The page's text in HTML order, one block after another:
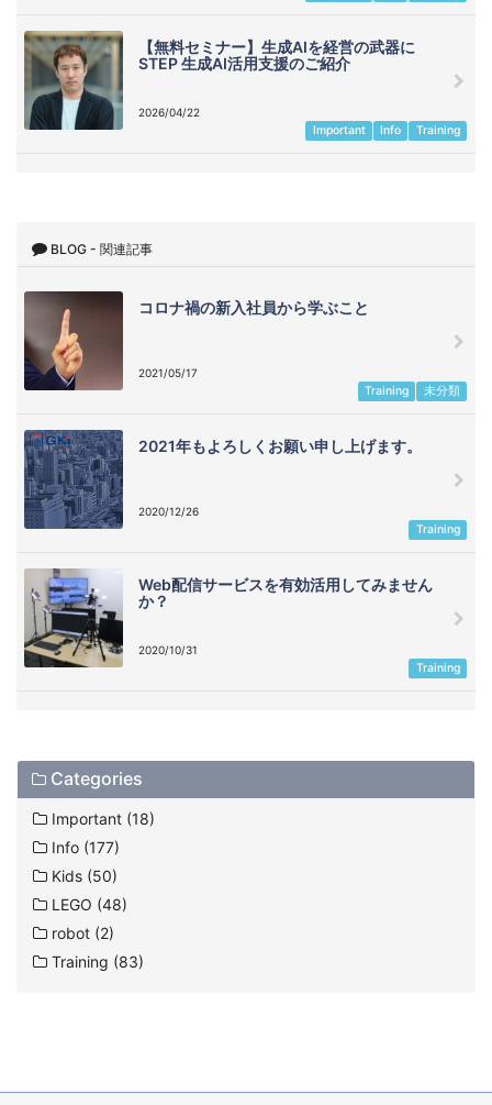
【無料セミナー】生成AIを経営の武器に
STEP 生成AI活用支援のご紹介
2026/04/22
Important Info Training
BLOG - 関連記事
コロナ禍の新入社員から学ぶこと
2021/05/17
Training 未分類
2021年もよろしくお願い申し上げます。
2020/12/26
Training
Web配信サービスを有効活用してみません
か？
2020/10/31
Training
Categories
Important (18)
Info (177)
Kids (50)
LEGO (48)
robot (2)
Training (83)